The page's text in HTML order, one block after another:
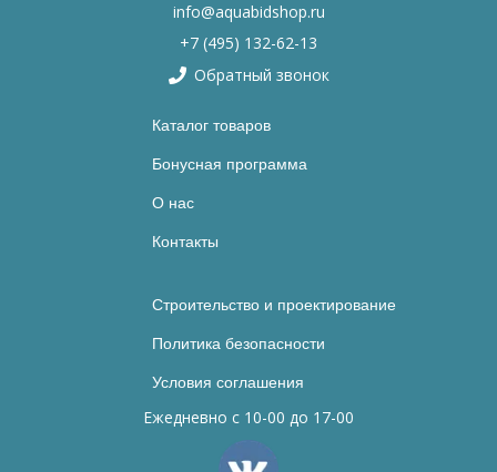
info@aquabidshop.ru
+7 (495) 132-62-13
Обратный звонок
Каталог товаров
Бонусная программа
О нас
Контакты
Строительство и проектирование
Политика безопасности
Условия соглашения
Ежедневно с 10-00 до 17-00